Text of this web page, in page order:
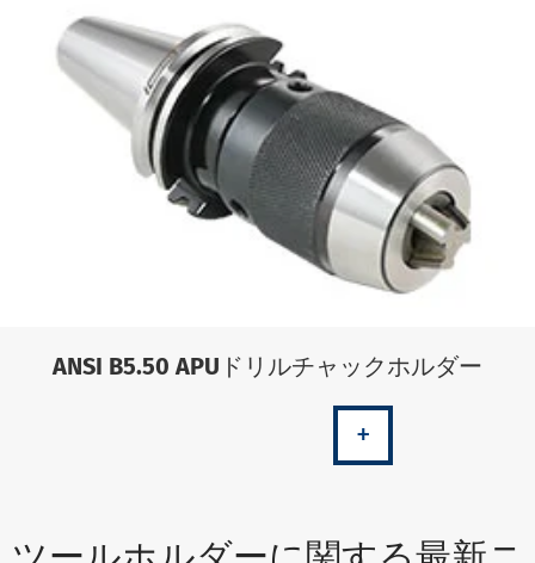
ANSI B5.50 APUドリルチャックホルダー
+